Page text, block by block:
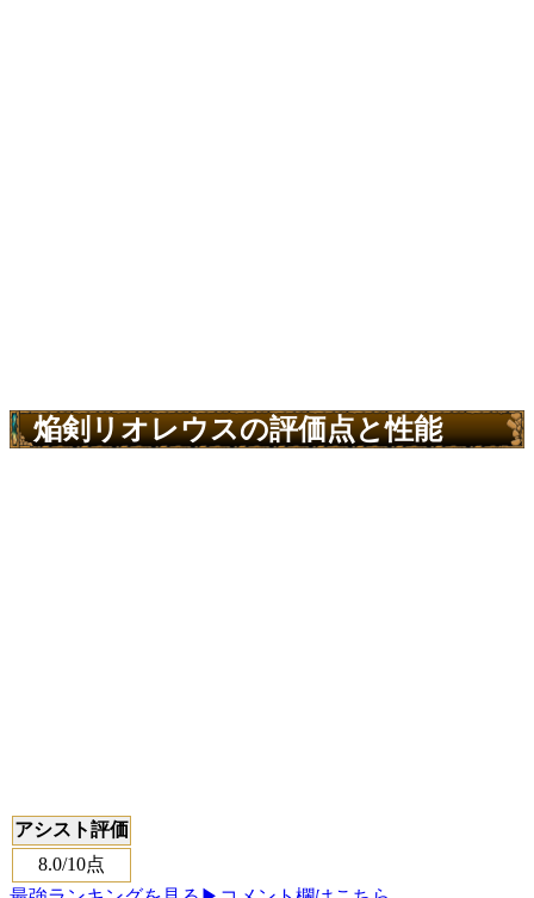
焔剣リオレウスの評価点と性能
アシスト評価
8.0/10点